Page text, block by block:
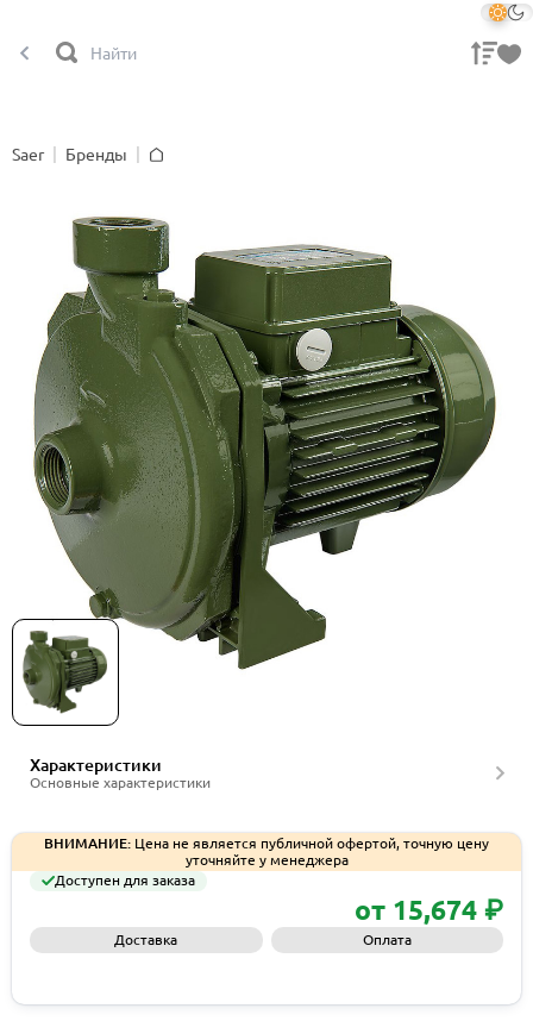
Saer
Бренды
Насосное оборудование Saer серия CMP
Характеристики
Основные характеристики
ВНИМАНИЕ: Цена не является публичной офертой, точную цену
уточняйте у менеджера
Доступен для заказа
от 15,674 ₽
Доставка Оплата